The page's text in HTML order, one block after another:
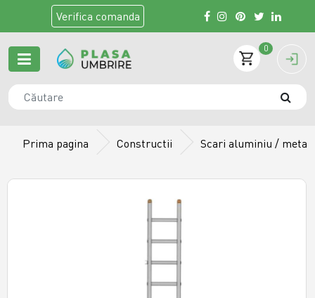
Verifica comanda
0
Prima pagina Constructii Scari aluminiu /